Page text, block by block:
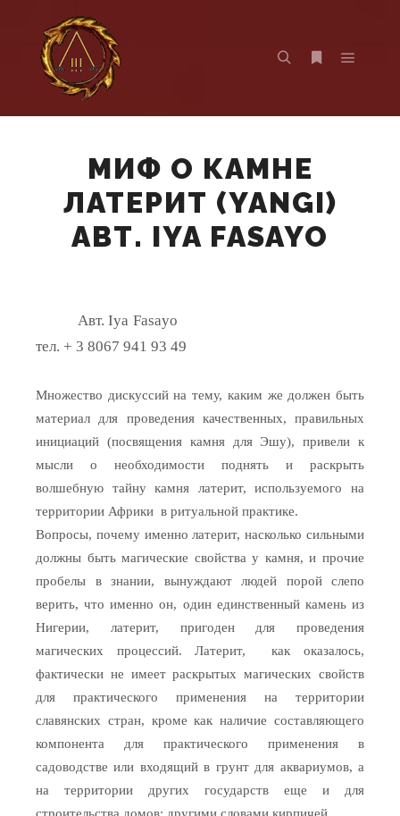
МИФ О КАМНЕ
ЛАТЕРИТ (YANGI)
АВТ. IYA FASAYO
Авт.Iya Fasayo
тел. + 3 8067 941 93 49
Множество дискуссий на тему, каким же должен быть
материал для проведения качественных, правильных
инициаций (посвящения камня для Эшу), привели к
мысли о необходимости поднять и раскрыть
волшебную тайну камня латерит, используемого на
территории Африки в ритуальной практике.
Вопросы, почему именно латерит, насколько сильными
должны быть магические свойства у камня, и прочие
пробелы в знании, вынуждают людей порой слепо
верить, что именно он, один единственный камень из
Нигерии, латерит, пригоден для проведения
магических процессий. Латерит, как оказалось,
фактически не имеет раскрытых магических свойств
для практического применения на территории
славянских стран, кроме как наличие составляющего
компонента для практического применения в
садоводстве или входящий в грунт для аквариумов, а
на территории других государств еще и для
строительства домов: другими словами кирпичей.